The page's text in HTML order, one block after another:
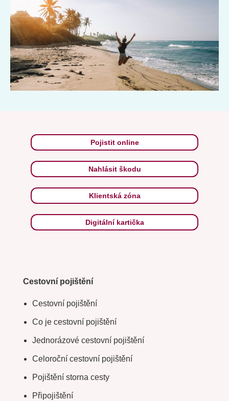
Pojistit online
Nahlásit škodu
Klientská zóna
Digitální kartička
Cestovní pojištění
Cestovní pojištění
Co je cestovní pojištění
Jednorázové cestovní pojištění
Celoroční cestovní pojištění
Pojištění storna cesty
Připojištění